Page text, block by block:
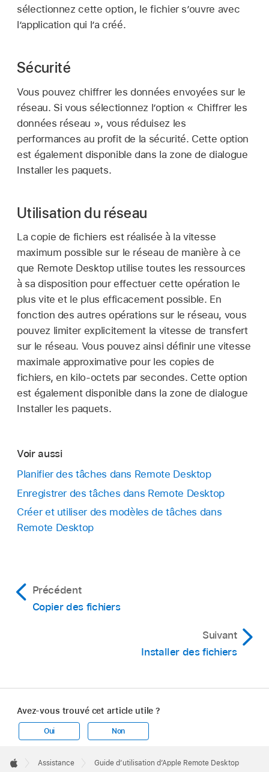
sélectionnez cette option, le fichier s’ouvre avec
l’application qui l’a créé.
Sécurité
Vous pouvez chiffrer les données envoyées sur le
réseau. Si vous sélectionnez l’option « Chiffrer les
données réseau », vous réduisez les
performances au profit de la sécurité. Cette option
est également disponible dans la zone de dialogue
Installer les paquets.
Utilisation du réseau
La copie de fichiers est réalisée à la vitesse
maximum possible sur le réseau de manière à ce
que Remote Desktop utilise toutes les ressources
à sa disposition pour effectuer cette opération le
plus vite et le plus efficacement possible. En
fonction des autres opérations sur le réseau, vous
pouvez limiter explicitement la vitesse de transfert
sur le réseau. Vous pouvez ainsi définir une vitesse
maximale approximative pour les copies de
fichiers, en kilo-octets par secondes. Cette option
est également disponible dans la zone de dialogue
Installer les paquets.
Voir aussi
Planifier des tâches dans Remote Desktop
Enregistrer des tâches dans Remote Desktop
Créer et utiliser des modèles de tâches dans
Remote Desktop
Précédent
Copier des fichiers
Suivant
Installer des fichiers
Avez-vous trouvé cet article utile ?
Oui Non
Footer

Assistance Guide d’utilisation d’Apple Remote Desktop